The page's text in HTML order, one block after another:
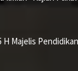
H Majelis